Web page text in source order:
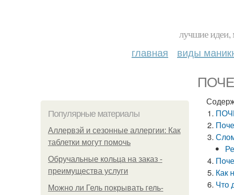
лучшие идеи,
главная виды
Популярные материалы
Аллервэй и сезонные аллергии: Как
таблетки могут помочь
Обручальные кольца на заказ -
преимущества услуги
Можно ли Гель покрывать гель-
Как
Что